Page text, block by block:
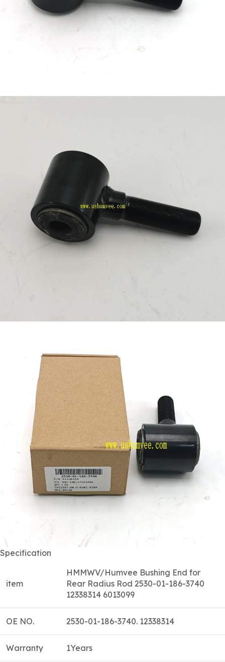
Specification
item
HMMWV/Humvee Bushing End for
Rear Radius Rod 2530-01-186-3740
12338314 6013099
OE NO. 2530-01-186-3740. 12338314
Warranty 1Years